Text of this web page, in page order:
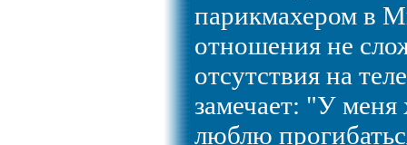
парикмахером в
отношения не
отсутствия на
замечает: "У меня
люблю